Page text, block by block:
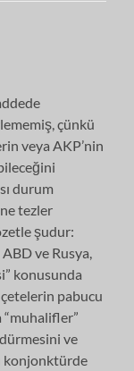
çünkü
veya AKP’nin
durum
tezler
şudur:
ve Rusya,
konusunda
pabucu
“muhalifler”
ve
konjonktürde